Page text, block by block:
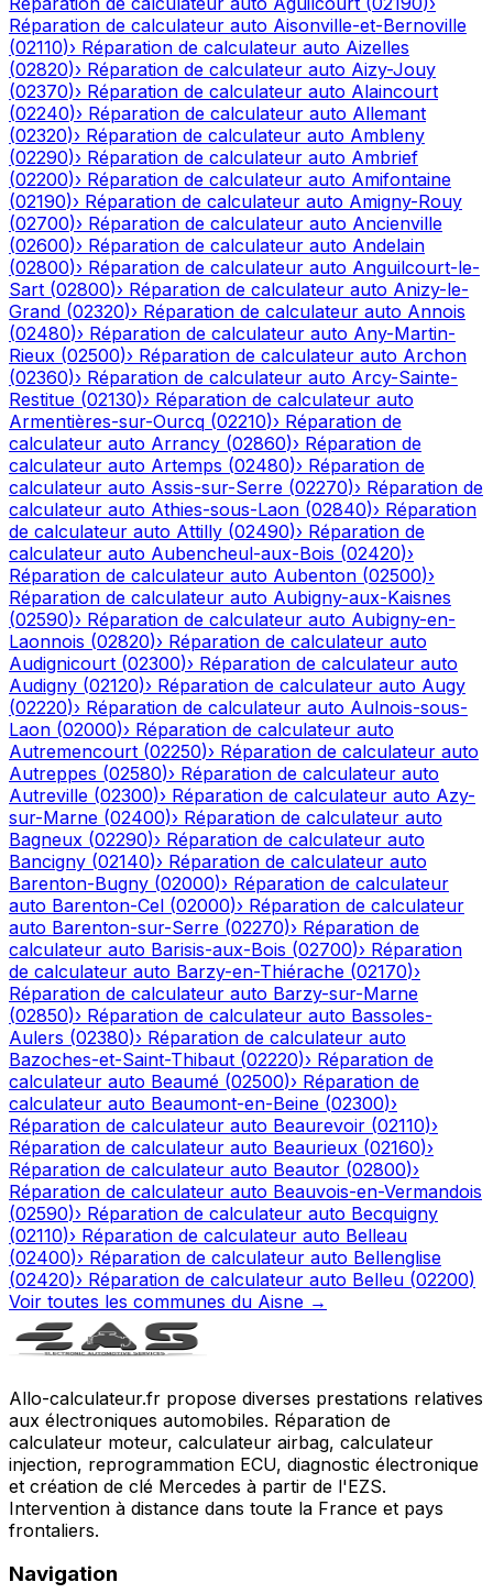
Réparation de calculateur auto Aisonville-et-Bernoville
(02110)› Réparation de calculateur auto Aizelles
(02820)› Réparation de calculateur auto Aizy-Jouy
(02370)› Réparation de calculateur auto Alaincourt
(02240)› Réparation de calculateur auto Allemant
(02320)› Réparation de calculateur auto Ambleny
(02290)› Réparation de calculateur auto Ambrief
(02200)› Réparation de calculateur auto Amifontaine
(02190)› Réparation de calculateur auto Amigny-Rouy
(02700)› Réparation de calculateur auto Ancienville
(02600)› Réparation de calculateur auto Andelain
(02800)› Réparation de calculateur auto Anguilcourt-le-
Sart (02800)› Réparation de calculateur auto Anizy-le-
Grand (02320)› Réparation de calculateur auto Annois
(02480)› Réparation de calculateur auto Any-Martin-
Rieux (02500)› Réparation de calculateur auto Archon
(02360)› Réparation de calculateur auto Arcy-Sainte-
Restitue (02130)› Réparation de calculateur auto
Armentières-sur-Ourcq (02210)› Réparation de
calculateur auto Arrancy (02860)› Réparation de
calculateur auto Artemps (02480)› Réparation de
calculateur auto Assis-sur-Serre (02270)› Réparation de
calculateur auto Athies-sous-Laon (02840)› Réparation
de calculateur auto Attilly (02490)› Réparation de
calculateur auto Aubencheul-aux-Bois (02420)›
Réparation de calculateur auto Aubenton (02500)›
Réparation de calculateur auto Aubigny-aux-Kaisnes
(02590)› Réparation de calculateur auto Aubigny-en-
Laonnois (02820)› Réparation de calculateur auto
Audignicourt (02300)› Réparation de calculateur auto
Audigny (02120)› Réparation de calculateur auto Augy
(02220)› Réparation de calculateur auto Aulnois-sous-
Laon (02000)› Réparation de calculateur auto
Autremencourt (02250)› Réparation de calculateur auto
Autreppes (02580)› Réparation de calculateur auto
Autreville (02300)› Réparation de calculateur auto Azy-
sur-Marne (02400)› Réparation de calculateur auto
Bagneux (02290)› Réparation de calculateur auto
Bancigny (02140)› Réparation de calculateur auto
Barenton-Bugny (02000)› Réparation de calculateur
auto Barenton-Cel (02000)› Réparation de calculateur
auto Barenton-sur-Serre (02270)› Réparation de
calculateur auto Barisis-aux-Bois (02700)› Réparation
de calculateur auto Barzy-en-Thiérache (02170)›
Réparation de calculateur auto Barzy-sur-Marne
(02850)› Réparation de calculateur auto Bassoles-
Aulers (02380)› Réparation de calculateur auto
Bazoches-et-Saint-Thibaut (02220)› Réparation de
calculateur auto Beaumé (02500)› Réparation de
calculateur auto Beaumont-en-Beine (02300)›
Réparation de calculateur auto Beaurevoir (02110)›
Réparation de calculateur auto Beaurieux (02160)›
Réparation de calculateur auto Beautor (02800)›
Réparation de calculateur auto Beauvois-en-Vermandois
(02590)› Réparation de calculateur auto Becquigny
(02110)› Réparation de calculateur auto Belleau
(02400)› Réparation de calculateur auto Bellenglise
(02420)› Réparation de calculateur auto Belleu (02200)
Voir toutes les communes du Aisne →
Allo-calculateur.fr propose diverses prestations relatives
aux électroniques automobiles. Réparation de
calculateur moteur, calculateur airbag, calculateur
injection, reprogrammation ECU, diagnostic électronique
et création de clé Mercedes à partir de l'EZS.
Intervention à distance dans toute la France et pays
frontaliers.
Navigation